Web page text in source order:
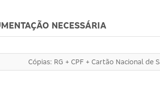
NECESSÁRIA
Cópias: RG + CPF + Cartão Nacional